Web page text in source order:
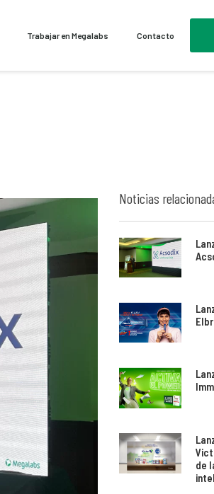
Trabajar en Megalabs Contacto
Noticias
de